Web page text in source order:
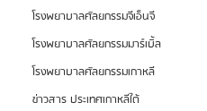
โรงพยาบาลศัลยกรรมจีเอ็นจี
โรงพยาบาลศัลยกรรมมาร์เบิ้ล
โรงพยาบาลศัลยกรรมเกาหลี
ข่าวสาร ประเทศเกาหลีใต้